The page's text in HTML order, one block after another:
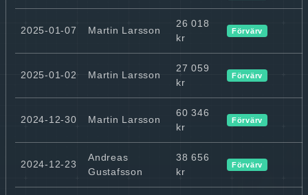
2025-01-07 Martin Larsson
26 018
kr
Förvärv
2025-01-02 Martin Larsson
27 059
kr
Förvärv
2024-12-30 Martin Larsson
60 346
kr
Förvärv
2024-12-23
Andreas
Gustafsson
38 656
kr
Förvärv